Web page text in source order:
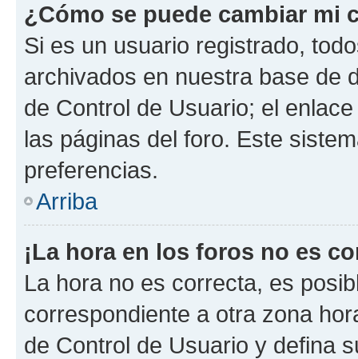
¿Cómo se puede cambiar mi
Si es un usuario registrado,
archivados en nuestra base de
de Control de Usuario; el
las páginas del foro. Este
preferencias.
Arriba
¡La hora en los foros no es
La hora no es correcta, es
correspondiente a otra zona
de Control de Usuario y defina